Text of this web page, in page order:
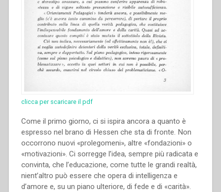
clicca per scaricare il pdf
Come il primo giorno, ci si ispira ancora a quanto è
espresso nel brano di Hessen che sta di fronte. Non
occorrono nuovi «prolegomeni», altre «fondazioni» o
«motivazioni». Ci sorregge l’idea, sempre più radicata e
convinta, che l’educazione, come tutte le grandi realtà,
nient’altro può essere che opera di intelligenza e
d’amore e, su un piano ulteriore, di fede e di «carità».